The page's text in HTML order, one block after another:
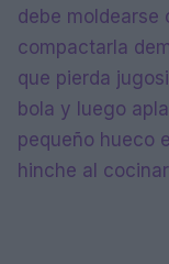
debe moldearse
compactarla
que pierda
bola y luego
pequeño hueco
hinche al